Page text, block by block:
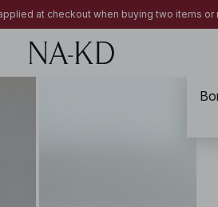
at checkout when buying two items or